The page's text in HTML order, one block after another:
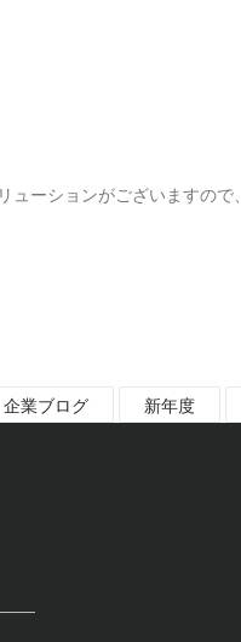
ューションがございますので、
企業ブログ 新年度